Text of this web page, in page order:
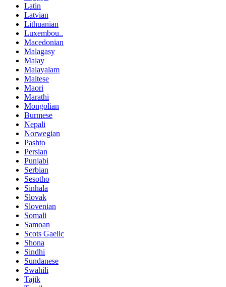
Latin
Latvian
Lithuanian
Luxembou..
Macedonian
Malagasy
Malay
Malayalam
Maltese
Maori
Marathi
Mongolian
Burmese
Nepali
Norwegian
Pashto
Persian
Punjabi
Serbian
Sesotho
Sinhala
Slovak
Slovenian
Somali
Samoan
Scots Gaelic
Shona
Sindhi
Sundanese
Swahili
Tajik